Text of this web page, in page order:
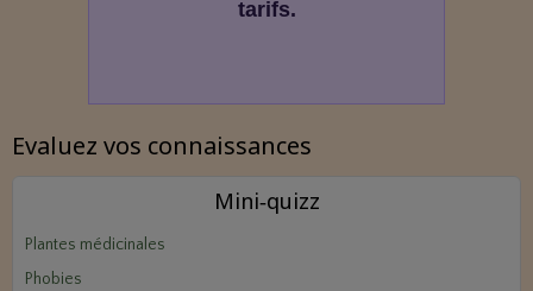
tarifs.
Evaluez vos connaissances
Mini‑quizz
Plantes médicinales
Phobies